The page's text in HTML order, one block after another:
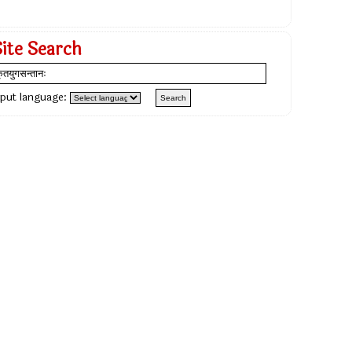
Search
language: